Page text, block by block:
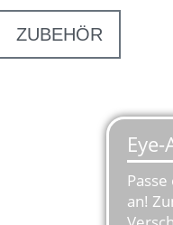
ZUBEHÖR